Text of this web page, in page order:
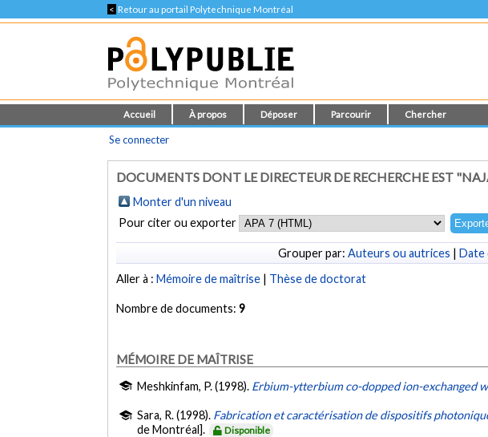
< Retour au portail Polytechnique Montréal
Accueil À propos Déposer Parcourir Chercher
Se connecter
DOCUMENTS DONT LE DIRECTEUR DE RECHERCHE EST "
Monter d'un niveau
Pour citer ou exporter
Grouper par: Auteurs ou autrices | Date
Aller à :Mémoire de maîtrise | Thèse de doctorat
Nombre de documents:9
MÉMOIRE DE MAÎTRISE
Meshkinfam, P. (1998). Erbium-ytterbium co-dopped ion-exchanged
Sara, R. (1998). Fabrication et caractérisation de dispositifs
de Montréal].
Disponible